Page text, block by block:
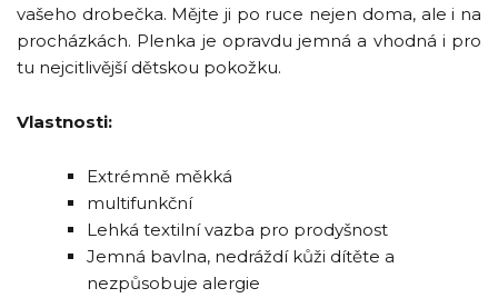
vašeho drobečka. Mějte ji po ruce nejen doma, ale i na
procházkách. Plenka je opravdu jemná a vhodná i pro
tu nejcitlivější dětskou pokožku.
Vlastnosti:
Extrémně měkká
multifunkční
Lehká textilní vazba pro prodyšnost
Jemná bavlna, nedráždí kůži dítěte a
nezpůsobuje alergie